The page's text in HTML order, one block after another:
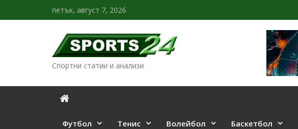
петък, август 7, 2026
Спортни статии и анализи
Футбол Тенис Волейбол Баскетбол